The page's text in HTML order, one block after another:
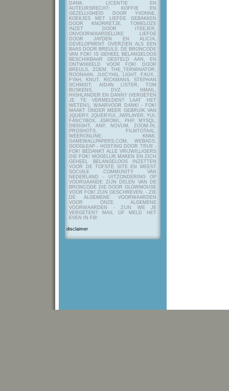
DANK, LICENTIE EN
AUTEURSRECHT: KOFFIE EN
GEZELLIGHEID DOOR YVONNE,
KOEKJES MET LIEFDE GEBAKKEN
DOOR KNORRETJE, TOMELOZE
INZET DOOR ITEEJER,
ONVOORWAARDELIJKE LIEFDE
DOOR JAYDEN EN ALICIA,
DEVELOPMENT OVERZIEN ALS EEN
BAAS DOOR BREULS. DE BRONCODE
VAN FOK! IS GEHEEL BELANGELOOS
BESCHIKBAAR GESTELD AAN, EN
ONTWIKKELD VOOR FOK! DOOR
BREULS, ZOEM, THE_TERMINATOR,
ROONAAN, JUICYHIL, LIGHT, FAUX.,
FYAH, KNUT, RICKMANS, STEPHAN
SCHMIDT, AIDAN LISTER, TOM
BUSKENS, DVZ, HMAIL,
HIGHLANDER EN DANNY (VERGETEN
JE TE VERMELDEN? LAAT HET
WETEN!), WAARVOOR DANK! - FOK!
MAAKT ONDER MEER GEBRUIK VAN
JQUERY, JQUERYUI, JWPLAYER, YUI,
FANCYBOX, JGROWL, PHP, MYSQL,
DBSIGHT, ANP, NOVUM, ZOOM.IN,
PROSHOTS, FILMTOTAAL,
WEERONLINE, KNMI,
GAMEWALLPAPERS.COM, WEBADS,
GOOGLEAP - HOSTING DOOR TRUE -
FOK! BEDANKT ALLE VRIJWILLIGERS
DIE FOK! MOGELIJK MAKEN EN ZICH
GEHEEL BELANGELOOS INZETTEN
VOOR DE TOFSTE SITE EN MEEST
SOCIALE COMMUNITY VAN
NEDERLAND - UITZONDERING OP
VOORGAANDE ZIJN DELEN VAN DE
BRONCODE DIE DOOR GLOWMOUSE
VOOR FOK! ZIJN GESCHREVEN. - ZIE
DE ALGEMENE VOORWAARDEN
VOOR ONZE ALGEMENE
VOORWAARDEN - ZIJN WE JE
VERGETEN? MAIL OF MELD HET
EVEN IN FB!
disclaimer